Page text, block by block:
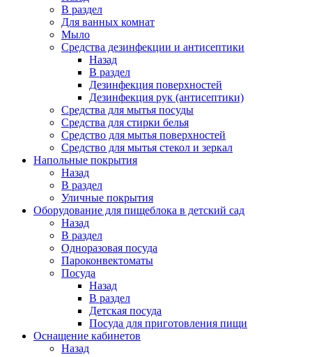
В раздел
Для ванных комнат
Мыло
Средства дезинфекции и антисептики
Назад
В раздел
Дезинфекция поверхностей
Дезинфекция рук (антисептики)
Средства для мытья посуды
Средства для стирки белья
Средство для мытья поверхностей
Средство для мытья стекол и зеркал
Напольные покрытия
Назад
В раздел
Уличные покрытия
Оборудование для пищеблока в детский сад
Назад
В раздел
Одноразовая посуда
Пароконвектоматы
Посуда
Назад
В раздел
Детская посуда
Посуда для приготовления пищи
Оснащение кабинетов
Назад